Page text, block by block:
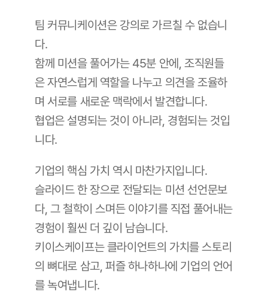
팀 커뮤니케이션은 강의로 가르칠 수 없습니
다.
함께 미션을 풀어가는 45분 안에, 조직원들
은 자연스럽게 역할을 나누고 의견을 조율하
며 서로를 새로운 맥락에서 발견합니다.
협업은 설명되는 것이 아니라, 경험되는 것입
니다.
기업의 핵심 가치 역시 마찬가지입니다.
슬라이드 한 장으로 전달되는 미션 선언문보
다, 그 철학이 스며든 이야기를 직접 풀어내는
경험이 훨씬 더 깊이 남습니다.
키이스케이프는 클라이언트의 가치를 스토리
의 뼈대로 삼고, 퍼즐 하나하나에 기업의 언어
를 녹여냅니다.